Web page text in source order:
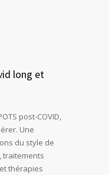
long et
post-COVID,
Une
du style de
traitements
thérapies